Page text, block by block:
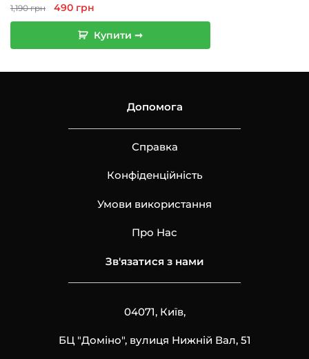
1,190грн
Оригінальна
ціна:
1,190 грн.
490 грн
ціна:
490 грн.
Купити ➞
Допомога
Справка
Конфіденційність
Умови використання
Про Нас
Зв'язатися з нами
04071, Київ,
БЦ "Доміно", вулиця Нижній Вал, 51